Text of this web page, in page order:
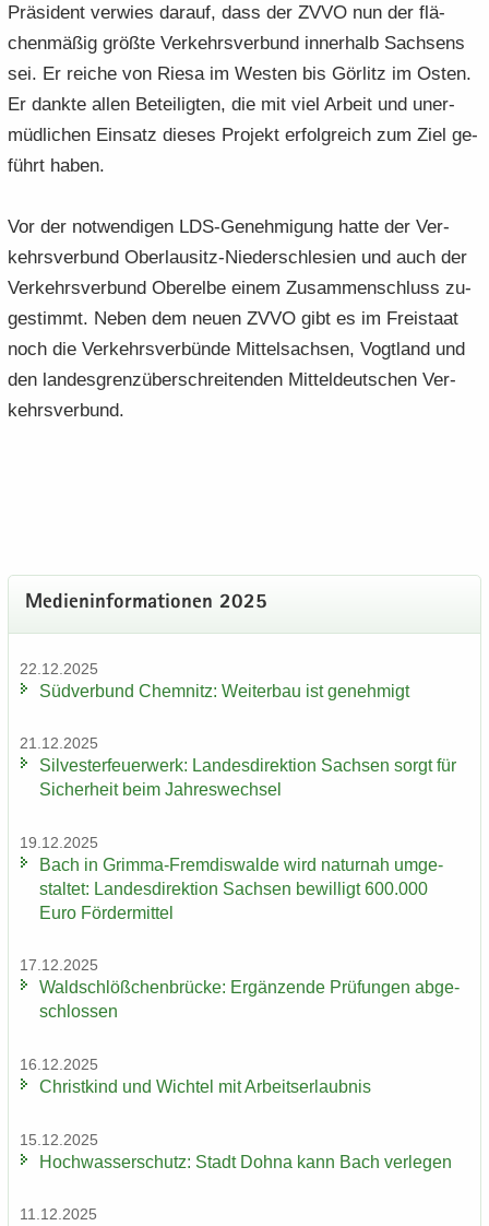
Prä­si­dent ver­wies dar­auf, dass der ZVVO nun der flä­
chen­mä­ßig größ­te Ver­kehrs­ver­bund in­ner­halb Sach­sens
sei. Er rei­che von Riesa im Wes­ten bis Gör­litz im Osten.
Er dank­te allen Be­tei­lig­ten, die mit viel Ar­beit und un­er­
müd­li­chen Ein­satz die­ses Pro­jekt er­folg­reich zum Ziel ge­
führt haben.
Vor der not­wen­di­gen LDS-​Genehmigung hatte der Ver­
kehrs­ver­bund Oberlausitz-​Niederschlesien und auch der
Ver­kehrs­ver­bund Ober­el­be einem Zu­sam­men­schluss zu­
ge­stimmt. Neben dem neuen ZVVO gibt es im Frei­staat
noch die Ver­kehrs­ver­bün­de Mit­tel­sach­sen, Vogt­land und
den lan­des­grenz­über­schrei­ten­den Mit­tel­deut­schen Ver­
kehrs­ver­bund.
Me­di­en­in­for­ma­tio­nen 2025
22.12.2025
Süd­ver­bund Chem­nitz: Wei­ter­bau ist ge­neh­migt
21.12.2025
Sil­ves­ter­feu­er­werk: Lan­des­di­rek­ti­on Sach­sen sorgt für
Si­cher­heit beim Jah­res­wech­sel
19.12.2025
Bach in Grimma-​Fremdiswalde wird na­tur­nah um­ge­
stal­tet: Lan­des­di­rek­ti­on Sach­sen be­wil­ligt 600.000
Euro För­der­mit­tel
17.12.2025
Wald­schlöß­chen­brü­cke: Er­gän­zen­de Prü­fun­gen ab­ge­
schlos­sen
16.12.2025
Christ­kind und Wich­tel mit Ar­beits­er­laub­nis
15.12.2025
Hoch­was­ser­schutz: Stadt Dohna kann Bach ver­le­gen
11.12.2025